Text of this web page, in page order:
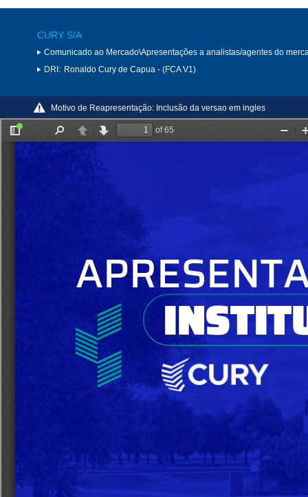
CURY S/A
Comunicado ao Mercado\Apresentações a analistas/agentes do
DRI: Ronaldo Cury de Capua - (FCA V1)
Motivo de Reapresentação: Inclusão da versao em ingles